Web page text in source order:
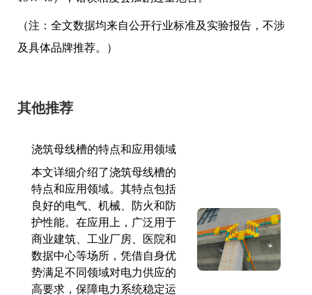
（注：全文数据均来自公开行业标准及实验报告，不涉
及具体品牌推荐。）
其他推荐
浇筑母线槽的特点和应用领域
本文详细介绍了浇筑母线槽的
特点和应用领域。其特点包括
良好的电气、机械、防火和防
护性能。在应用上，广泛用于
商业建筑、工业厂房、医院和
数据中心等场所，凭借自身优
势满足不同领域对电力供应的
高要求，保障电力系统稳定运